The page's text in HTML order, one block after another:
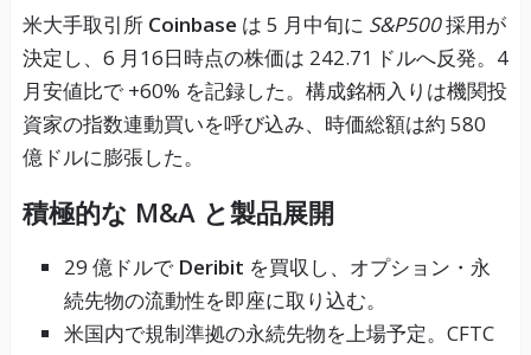
米大手取引所 Coinbase は 5 月中旬に S&P500採用が
決定し、6 月16日時点の株価は 242.71 ドルへ反発。4
月安値比で +60% を記録した。構成銘柄入りは機関投
資家の指数連動買いを呼び込み、時価総額は約 580
億ドルに膨張した。
積極的な M&A と製品展開
29 億ドルで Deribit を買収し、オプション・永
続先物の流動性を即座に取り込む。
米国内で規制準拠の永続先物を上場予定。CFTC